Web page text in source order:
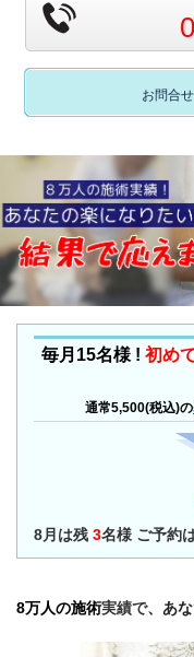
お問合
毎月 15名様 ! 初め
通常5,500(税込)の
8月は残 3名様 ご予約
8万人の施術実績で、あ